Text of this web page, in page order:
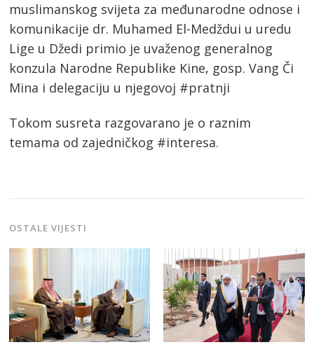
muslimanskog svijeta za međunarodne odnose i
komunikacije dr. Muhamed El-Medždui u uredu
Lige u Džedi primio je uvaženog generalnog
konzula Narodne Republike Kine, gosp. Vang Či
Mina i delegaciju u njegovoj #pratnji
Tokom susreta razgovarano je o raznim
temama od zajedničkog #interesa.
OSTALE VIJESTI